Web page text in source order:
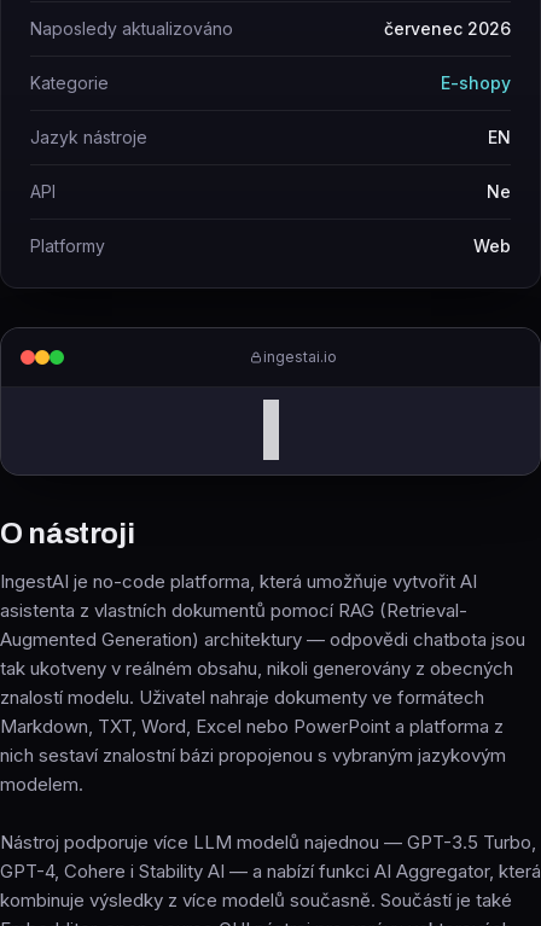
ingestai.io
I
O nástroji
IngestAI je no-code platforma, která umožňuje vytvořit AI
asistenta z vlastních dokumentů pomocí RAG (Retrieval-
Augmented Generation) architektury — odpovědi chatbota jsou
tak ukotveny v reálném obsahu, nikoli generovány z obecných
znalostí modelu. Uživatel nahraje dokumenty ve formátech
Markdown, TXT, Word, Excel nebo PowerPoint a platforma z
nich sestaví znalostní bázi propojenou s vybraným jazykovým
modelem.
Nástroj podporuje více LLM modelů najednou — GPT-3.5 Turbo,
GPT-4, Cohere i Stability AI — a nabízí funkci AI Aggregator, která
kombinuje výsledky z více modelů současně. Součástí je také
Naposledy aktualizováno červenec 2026
Kategorie E-shopy
Jazyk nástroje EN
API Ne
Platformy Web